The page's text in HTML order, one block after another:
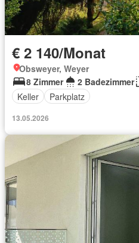
€ 2 140/Monat
Obsweyer, Weyer
8 Zimmer
2 Badezimmer
Keller
Parkplatz
13.05.2026